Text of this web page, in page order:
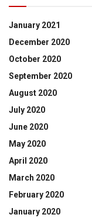
January 2021
December 2020
October 2020
September 2020
August 2020
July 2020
June 2020
May 2020
April 2020
March 2020
February 2020
January 2020